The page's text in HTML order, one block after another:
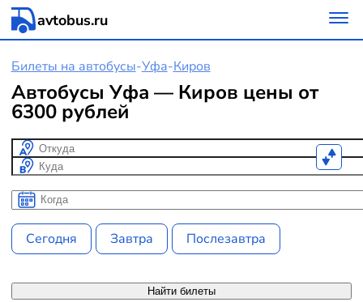
avtobus.ru
Билеты на автобусы-Уфа-Киров
Автобусы Уфа — Киров цены от
6300 рублей
Откуда
Куда
Когда
Когда
Сегодня Завтра Послезавтра
Найти билеты